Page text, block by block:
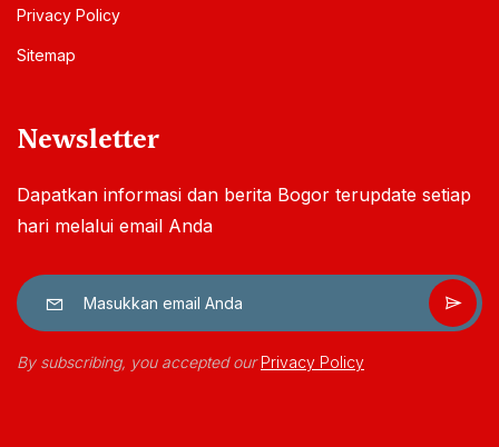
Privacy Policy
Sitemap
Newsletter
Dapatkan informasi dan berita Bogor terupdate setiap
hari melalui email Anda
By subscribing, you accepted ourPrivacy Policy